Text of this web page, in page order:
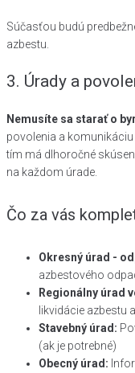
Súčasťou budú
azbestu.
3. Úrady a
Nemusíte sa starať o
povolenia a
tím má dlhoročné
na každom úrade.
Čo za vás
Okresný úrad -
azbestového
Regionálny úrad
likvidácie azbestu
Stavebný úrad:
(ak je potrebné)
Obecný úrad: